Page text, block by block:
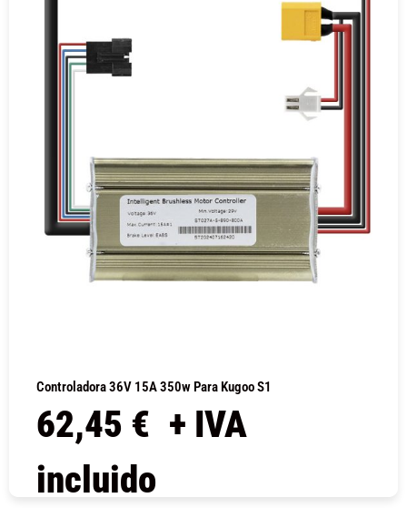
Controladora 36V 15A 350w Para Kugoo S1
62,45 € + IVA
incluido